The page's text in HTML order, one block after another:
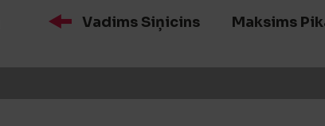
Vadims Siņicins Maksims